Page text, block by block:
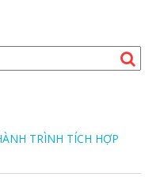
TRÌNH TÍCH HỢP